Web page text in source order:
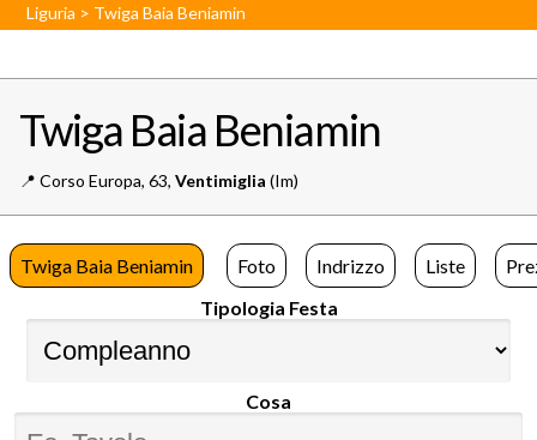
Liguria > Twiga Baia Beniamin
Twiga Baia Beniamin
📍️ Corso Europa, 63, Ventimiglia (Im)
Twiga Baia Beniamin Foto Indrizzo Liste
Tipologia Festa
Cosa